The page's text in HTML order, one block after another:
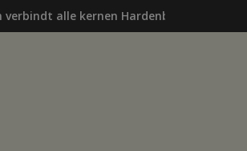
alle kernen Hardenberg